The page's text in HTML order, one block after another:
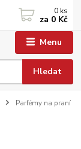
Menu
Hledat
0 ks
za 0 Kč
Parfémy na praní